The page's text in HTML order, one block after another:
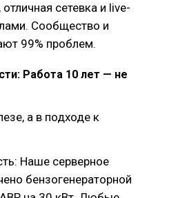
сетевка и live-
Сообщество и
99% проблем.
Работа 10 лет — не
а в подходе к
Наше серверное
бензогенераторной